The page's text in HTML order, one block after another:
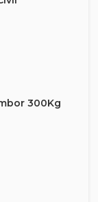
300Kg